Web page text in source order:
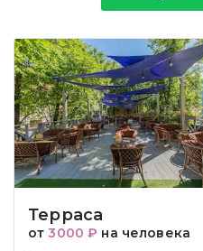
Терраса
от3000 ₽ на человека